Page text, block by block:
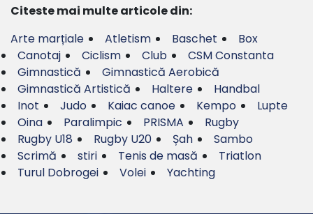
Citeste mai multe articole din:
Arte marțiale
Atletism Baschet
Box
Canotaj
Ciclism Club
CSM Constanta
Gimnastică
Gimnastică Aerobică
Gimnastică Artistică
Haltere
Handbal
Inot
Judo Kaiac canoe Kempo
Lupte
Oina
Paralimpic PRISMA
Rugby
Rugby U18
Rugby U20 Șah
Sambo
Scrimă
stiri Tenis de masă
Triatlon
Turul Dobrogei
Volei Yachting